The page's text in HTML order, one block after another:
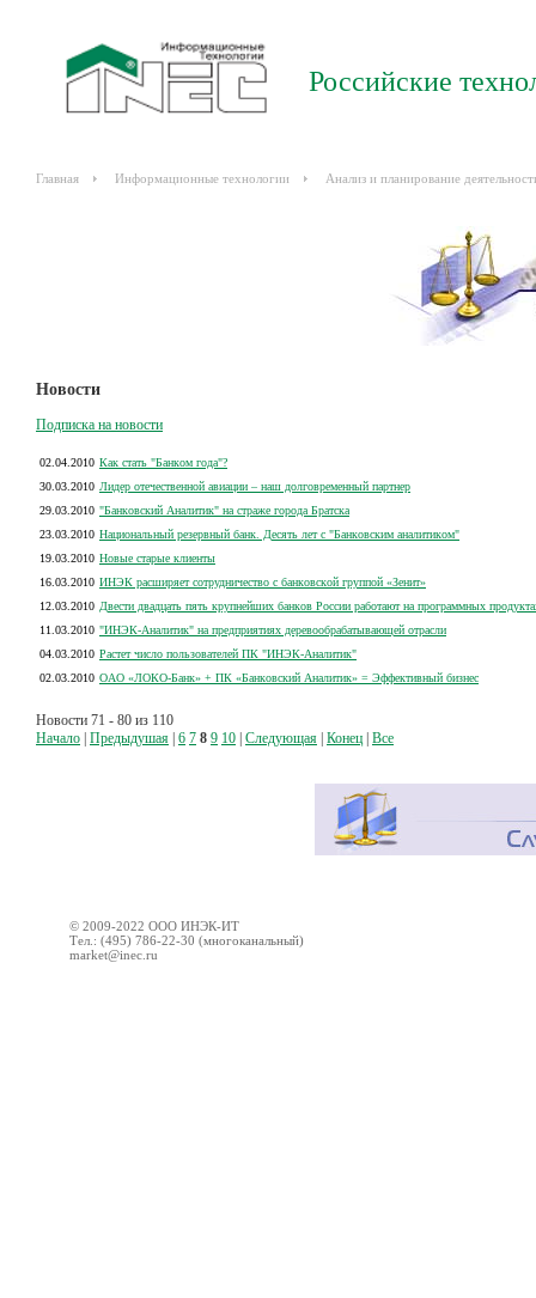
Российские
Главная Информационные технологии Анализ и планирование
Новости
Подписка на новости
02.04.2010 Как стать "Банком года"?
30.03.2010 Лидер отечественной авиации – наш долговременный партнер
29.03.2010 "Банковский Аналитик" на страже города Братска
23.03.2010 Национальный резервный банк. Десять лет с "Банковским аналитиком"
19.03.2010 Новые старые клиенты
16.03.2010 ИНЭК расширяет сотрудничество с банковской группой «Зенит»
12.03.2010 Двести двадцать пять крупнейших банков России работают на программных
11.03.2010 "ИНЭК-Аналитик" на предприятиях деревообрабатывающей отрасли
04.03.2010 Растет число пользователей ПК "ИНЭК-Аналитик"
02.03.2010 ОАО «ЛОКО-Банк» + ПК «Банковский Аналитик» = Эффективный бизнес
Новости 71 - 80 из 110
Начало Предыдушая 6 7 8 9 10 Следующая Конец Все
© 2009-2022 ООО ИНЭК-ИТ
Тел.: (495) 786-22-30 (многоканальный)
market@inec.ru